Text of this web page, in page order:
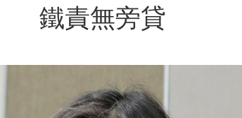
鐵責無旁貸